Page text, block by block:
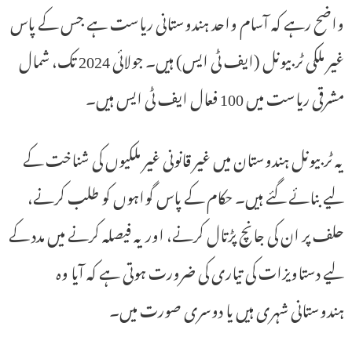
واضح رہے کہ آسام واحد ہندوستانی ریاست ہے جس کے پاس
غیر ملکی ٹربیونل (ایف ٹی ایس) ہیں۔ جولائی 2024 تک، شمال
مشرقی ریاست میں 100 فعال ایف ٹی ایس ہیں۔
یہ ٹربیونل ہندوستان میں غیر قانونی غیر ملکیوں کی شناخت کے
لیے بنائے گئے ہیں۔ حکام کے پاس گواہوں کو طلب کرنے،
حلف پر ان کی جانچ پڑتال کرنے، اور یہ فیصلہ کرنے میں مدد کے
لیے دستاویزات کی تیاری کی ضرورت ہوتی ہے کہ آیا وہ
ہندوستانی شہری ہیں یا دوسری صورت میں۔